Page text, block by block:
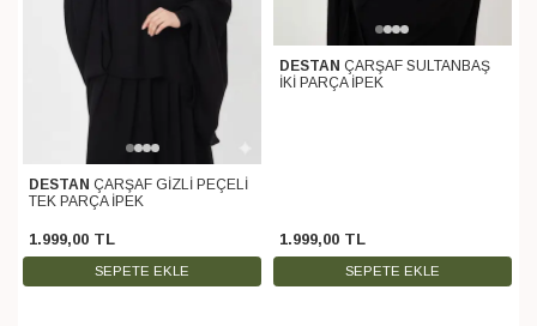
DESTAN ÇARŞAF GİZLİ PEÇELİ
TEK PARÇA İPEK
1.999,00 TL
SEPETE EKLE
DESTAN ÇARŞAF SULTANBAŞ
İKİ PARÇA İPEK
1.999,00 TL
SEPETE EKLE